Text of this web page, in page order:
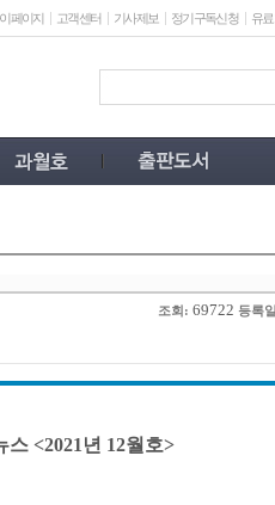
페이지 고객센터 기사제보 정기구독신청 유
조회: 69722 등록
<2021년 12월호>